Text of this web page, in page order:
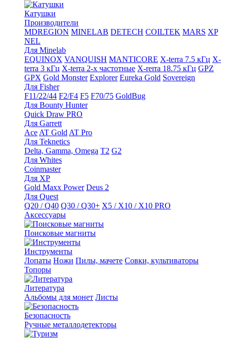
Катушки
Производители
MDREGION MINELAB DETECH COILTEK MARS XP
NEL
Для Minelab
EQUINOX VANQUISH MANTICORE X-terra 7.5 кГц X-
terra 3 кГц X-terra 2-х частотные X-rerra 18.75 кГц GPZ
GPX Gold Monster Explorer Eureka Gold Sovereign
Для Fisher
F11/22/44 F2/F4 F5 F70/75 GoldBug
Для Bounty Hunter
Quick Draw PRO
Для Garrett
Ace AT Gold AT Pro
Для Teknetics
Delta, Gamma, Omega Т2 G2
Для Whites
Coinmaster
Для XP
Gold Maxx Power Deus 2
Для Quest
Q20 / Q40 Q30 / Q30+ X5 / X10 / X10 PRO
Аксессуары
Поисковые магниты
Инструменты
Лопаты Ножи Пилы, мачете Совки, культиваторы
Топоры
Литература
Альбомы для монет Листы
Безопасность
Ручные металлодетекторы